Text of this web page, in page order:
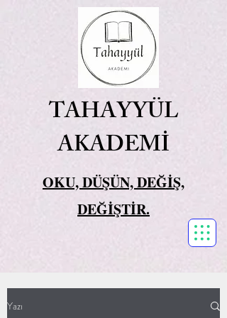
TAHAYYÜL
AKADEMİ
OKU, DÜŞÜN, DEĞİŞ,
DEĞİŞTİR.
Yazı